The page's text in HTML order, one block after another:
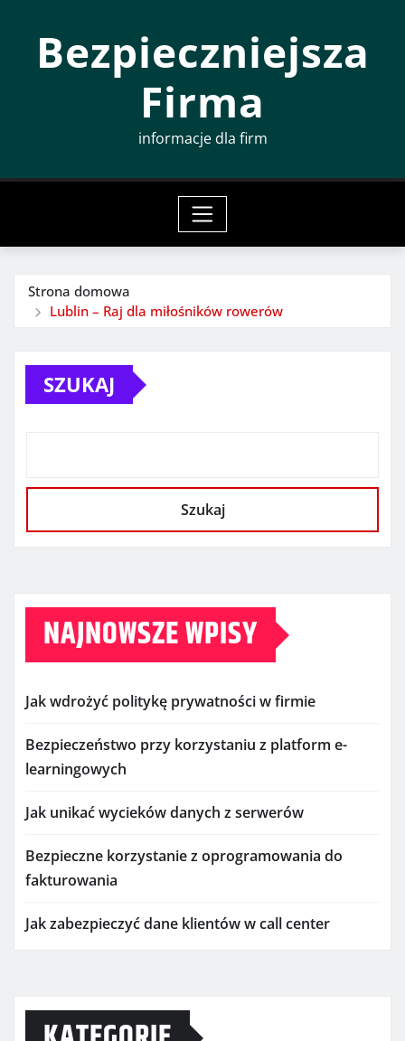
Bezpieczniejsza
Firma
informacje dla firm
Strona domowa
Lublin – Raj dla miłośników rowerów
SZUKAJ
Szukaj
NAJNOWSZE WPISY
Jak wdrożyć politykę prywatności w firmie
Bezpieczeństwo przy korzystaniu z platform e-
learningowych
Jak unikać wycieków danych z serwerów
Bezpieczne korzystanie z oprogramowania do
fakturowania
Jak zabezpieczyć dane klientów w call center